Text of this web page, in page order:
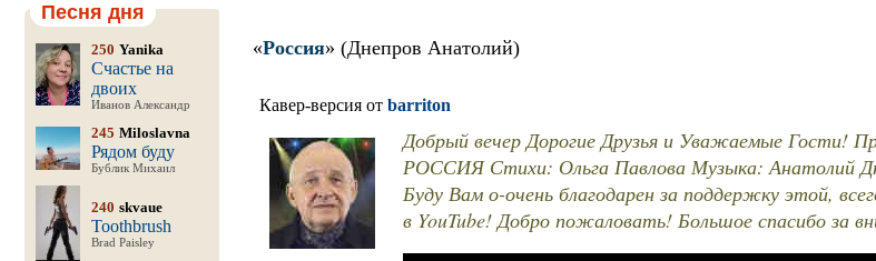
Песня дня
250 Yanika
Счастье на
двоих
Иванов Александр
245 Miloslavna
Рядом буду
Бублик Михаил
240 skvaue
Toothbrush
Brad Paisley
«Россия» (Днепров Анатолий)
Кавер-версия от barriton
Добрый вечер Дорогие Друзья и Уважаемые Гости!
РОССИЯ Стихи: Ольга Павлова Музыка: Анатолий
Буду Вам о-очень благодарен за поддержку этой,
в YouTube! Добро пожаловать! Большое спасибо за